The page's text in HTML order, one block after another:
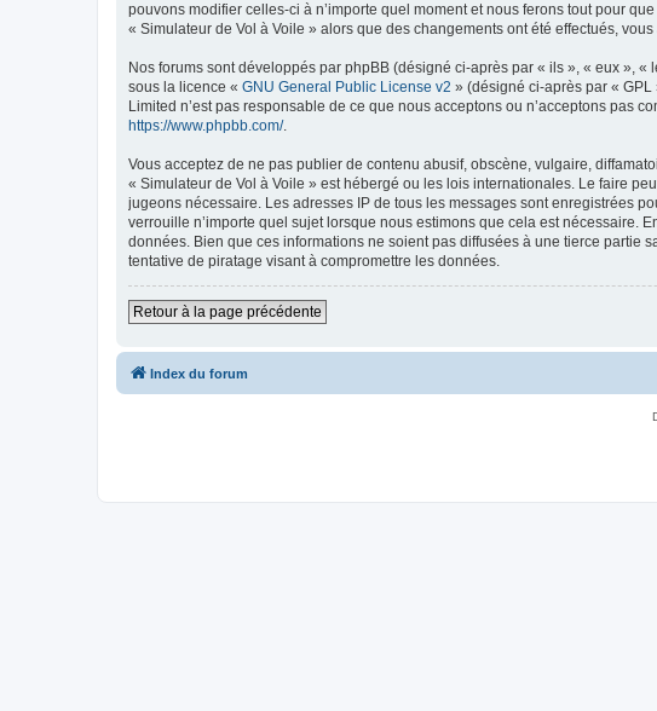
pouvons modifier celles-ci à n’importe quel moment et nous ferons tout pour
« Simulateur de Vol à Voile » alors que des changements ont été effectués,
Nos forums sont développés par phpBB (désigné ci-après par « ils », « eux »,
sous la licence « GNU General Public License v2 » (désigné ci-après par «
Limited n’est pas responsable de ce que nous acceptons ou n’acceptons pas
https://www.phpbb.com/.
Vous acceptez de ne pas publier de contenu abusif, obscène, vulgaire,
« Simulateur de Vol à Voile » est hébergé ou les lois internationales. Le faire
jugeons nécessaire. Les adresses IP de tous les messages sont enregistrées
verrouille n’importe quel sujet lorsque nous estimons que cela est nécessaire.
données. Bien que ces informations ne soient pas diffusées à une tierce partie
tentative de piratage visant à compromettre les données.
Retour à la page précédente
Index du forum